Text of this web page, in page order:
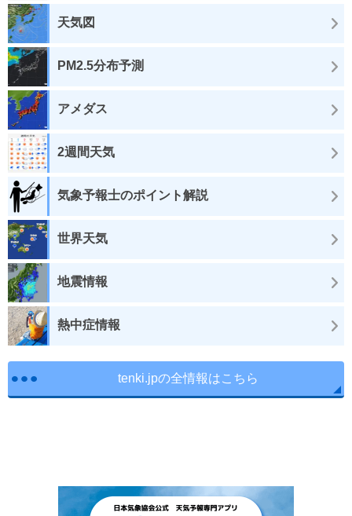
天気図
PM2.5分布予測
アメダス
2週間天気
気象予報士のポイント解説
世界天気
地震情報
熱中症情報
tenki.jpの全情報はこちら